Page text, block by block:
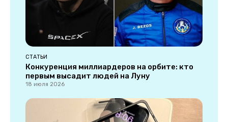
СТАТЬИ
Конкуренция миллиардеров на орбите: кто
первым высадит людей на Луну
18 июля 2026